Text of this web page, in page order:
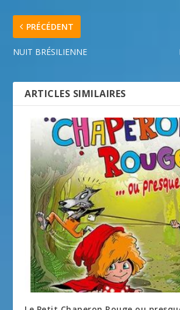
PRÉCÉDENT
NUIT BRÉSILIENNE
ARTICLES SIMILAIRES